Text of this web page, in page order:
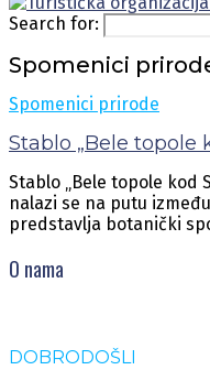
Search for:
Spomenici
Spomenici prirode
Stablo „Bele topole
Stablo „Bele topole kod
nalazi se na putu
predstavlja botanički
O nama
DOBRODOŠLI